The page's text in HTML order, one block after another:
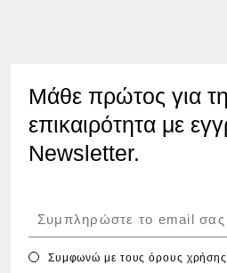
Μάθε πρώτος για
επικαιρότητα με
Newsletter.
Συμφωνώ με τουςόρους χρήσης